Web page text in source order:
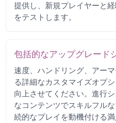
提供し、新規プレイヤーと
をテストします。
包括的なアップグレード
速度、ハンドリング、アー
る詳細なカスタマイズオプ
向上させてください。進行
なコンテンツでスキルフル
続的なプレイを動機付ける